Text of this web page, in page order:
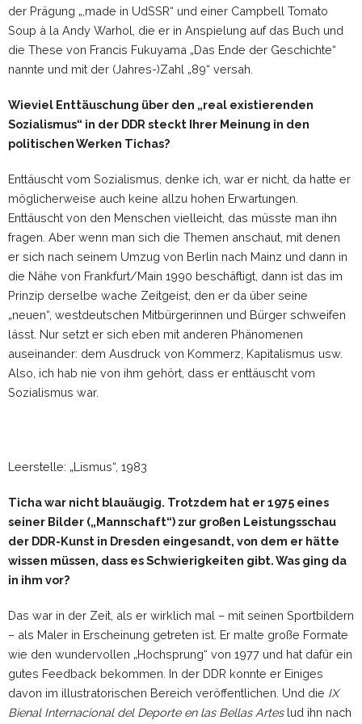
der Prägung „,made in UdSSR“ und einer Campbell Tomato
Soup à la Andy Warhol, die er in Anspielung auf das Buch und
die These von Francis Fukuyama „Das Ende der Geschichte“
nannte und mit der (Jahres-)Zahl „89“ versah.
Wieviel Enttäuschung über den „real existierenden
Sozialismus“ in der DDR steckt Ihrer Meinung in den
politischen Werken Tichas?
Enttäuscht vom Sozialismus, denke ich, war er nicht, da hatte er
möglicherweise auch keine allzu hohen Erwartungen.
Enttäuscht von den Menschen vielleicht, das müsste man ihn
fragen. Aber wenn man sich die Themen anschaut, mit denen
er sich nach seinem Umzug von Berlin nach Mainz und dann in
die Nähe von Frankfurt/Main 1990 beschäftigt, dann ist das im
Prinzip derselbe wache Zeitgeist, den er da über seine
„neuen“, westdeutschen Mitbürgerinnen und Bürger schweifen
lässt. Nur setzt er sich eben mit anderen Phänomenen
auseinander: dem Ausdruck von Kommerz, Kapitalismus usw.
Also, ich hab nie von ihm gehört, dass er enttäuscht vom
Sozialismus war.
Leerstelle: „Lismus“, 1983
Ticha war nicht blauäugig. Trotzdem hat er 1975 eines
seiner Bilder („Mannschaft“) zur großen Leistungsschau
der DDR-Kunst in Dresden eingesandt, von dem er hätte
wissen müssen, dass es Schwierigkeiten gibt. Was ging da
in ihm vor?
Das war in der Zeit, als er wirklich mal – mit seinen Sportbildern
– als Maler in Erscheinung getreten ist. Er malte große Formate
wie den wundervollen „Hochsprung“ von 1977 und hat dafür ein
gutes Feedback bekommen. In der DDR konnte er Einiges
davon im illustratorischen Bereich veröffentlichen. Und die IX
Bienal Internacional del Deporte en las Bellas Artes lud ihn nach